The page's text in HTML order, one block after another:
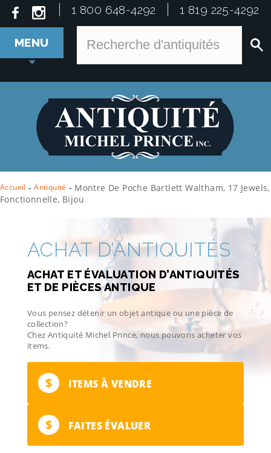
1 800 648-4292 1 819 225-4292
MENU
Accueil - Antiquité - Montre De Poche Bartlett Waltham, 17 Jewels,
Fonctionnelle, Bijou
ACHAT D’ANTIQUITÉS
ACHAT ET ÉVALUATION D’ANTIQUITÉS
ET DE PIÈCES ANTIQUE
Vous pensez détenir un objet antique ou une pièce de
collection?
Chez Antiquité Michel Prince, nous pouvons acheter vos
items.
$ ITEMS À VENDRE
$ FAITES ÉVALUER